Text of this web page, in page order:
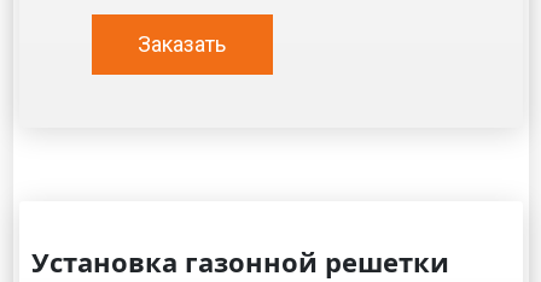
Заказать
Установка газонной решетки